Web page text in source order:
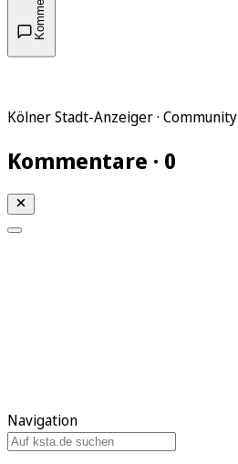
Kölner Stadt-Anzeiger · Community
Kommentare · 0
Navigation